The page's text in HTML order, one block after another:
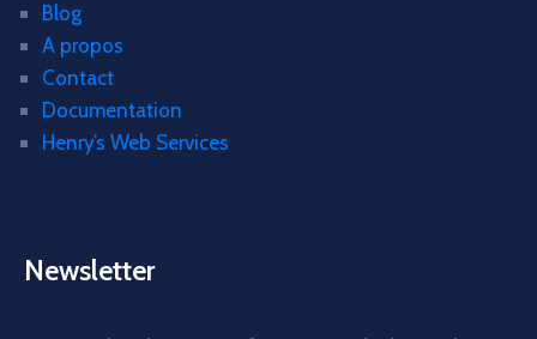
Blog
A propos
Contact
Documentation
Henry’s Web Services
Newsletter